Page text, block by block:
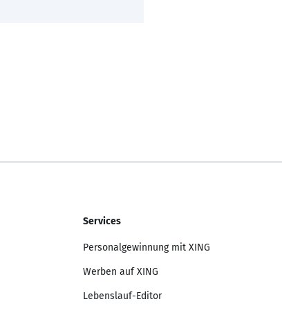
Services
Personalgewinnung mit XING
Werben auf XING
Lebenslauf-Editor